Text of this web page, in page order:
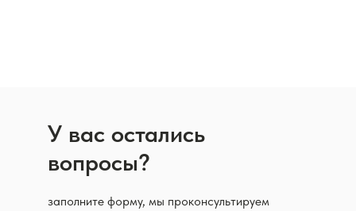
У вас остались
вопросы?
заполните форму, мы проконсультируем